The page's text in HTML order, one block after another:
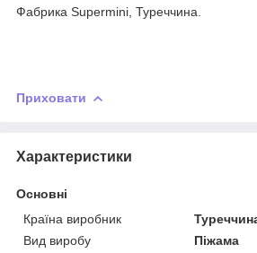
Фабрика Supermini, Туреччина.
Приховати
Характеристики
Основні
Країна виробник
Вид виробу
Піжама